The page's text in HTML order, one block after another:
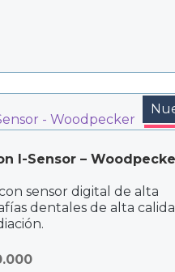
I-Sensor –
sensor digital de alta
dentales de alta